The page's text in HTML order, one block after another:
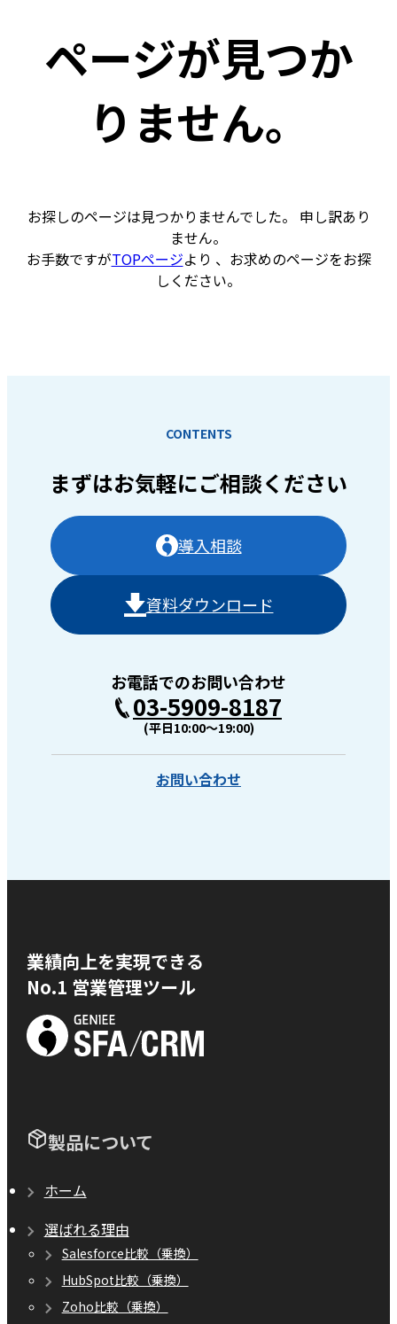
ページが見つか
りません。
お探しのページは見つかりませんでした。 申し訳あり
ません。
お手数ですがTOPページより 、お求めのページをお探
しください。
CONTENTS
まずはお気軽にご相談ください
導入相談
資料ダウンロード
お電話でのお問い合わせ
03-5909-8187
(平日10:00〜19:00)
お問い合わせ
業績向上を実現できる
No.1 営業管理ツール
製品について
ホーム
選ばれる理由
Salesforce比較（乗換）
HubSpot比較（乗換）
Zoho比較（乗換）